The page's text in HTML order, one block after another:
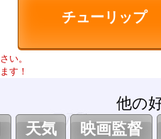
い。
す！
他の
天気 映画監督